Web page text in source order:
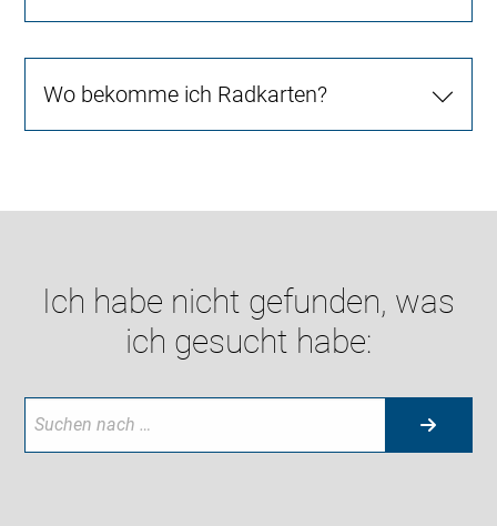
Wo bekomme ich Radkarten?
Ich habe nicht gefunden, was
ich gesucht habe: